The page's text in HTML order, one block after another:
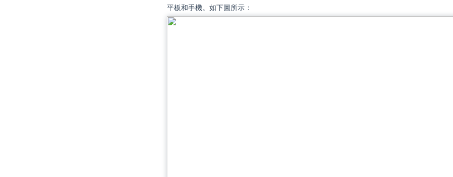
平板和手機。如下圖所示：